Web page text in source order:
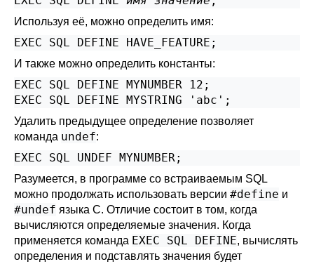
Используя её, можно определить имя:
EXEC SQL DEFINE HAVE_FEATURE;
И также можно определить константы:
EXEC SQL DEFINE MYNUMBER 12;
EXEC SQL DEFINE MYSTRING 'abc';
Удалить предыдущее определение позволяет
команда undef:
EXEC SQL UNDEF MYNUMBER;
Разумеется, в программе со встраиваемым SQL
можно продолжать использовать версии #define и
#undef языка C. Отличие состоит в том, когда
вычисляются определяемые значения. Когда
применяется команда EXEC SQL DEFINE, вычислять
определения и подставлять значения будет